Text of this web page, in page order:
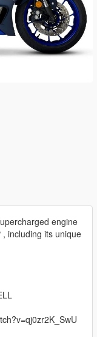
engine
including its unique